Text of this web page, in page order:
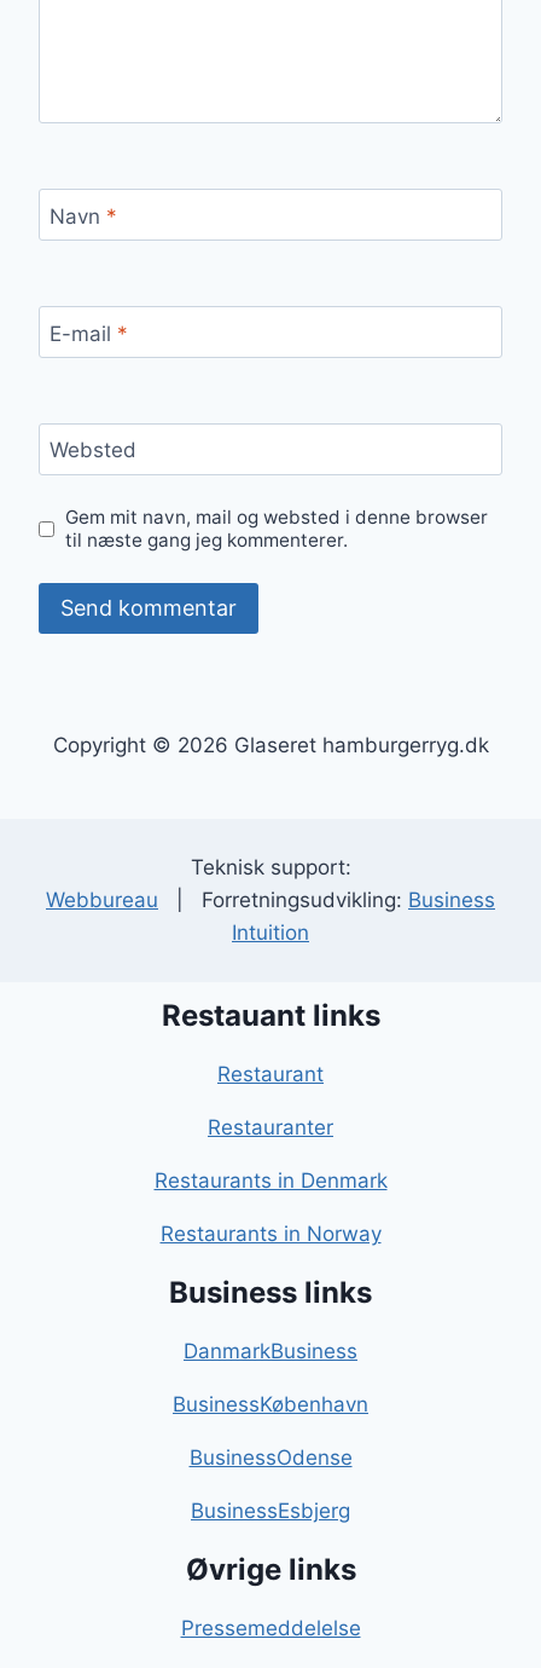
Navn *
E-mail *
Websted
Gem mit navn, mail og websted i denne browser
til næste gang jeg kommenterer.
Copyright © 2026 Glaseret hamburgerryg.dk
Teknisk support:
Webbureau | Forretningsudvikling: Business
Intuition
Restauant links
Restaurant
Restauranter
Restaurants in Denmark
Restaurants in Norway
Business links
DanmarkBusiness
BusinessKøbenhavn
BusinessOdense
BusinessEsbjerg
Øvrige links
Pressemeddelelse